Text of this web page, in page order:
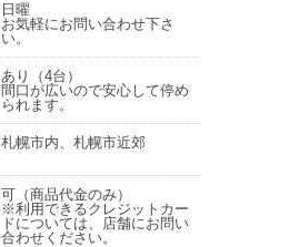
日曜
お気軽にお問い合わせ下さ
い。
あり
（4台）
間口が広いので安心して停め
られます。
札幌市内、札幌市近郊
可（商品代金のみ）
※利用できるクレジットカー
ドについては、店舗にお問い
合わせください。